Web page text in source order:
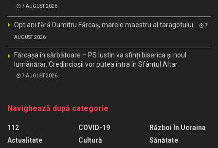
7 AUGUST 2026
Opt ani fără Dumitru Fărcaș, marele maestru al taragotului 7
AUGUST 2026
Fărcașa în sărbătoare – PS Iustin va sfinți biserica și noul
lumânărar. Credincioșii vor putea intra în Sfântul Altar
7 AUGUST 2026
Navighează după categorie
112
Actualitate
COVID-19
Cultură
Război În Ucraina
Sănătate